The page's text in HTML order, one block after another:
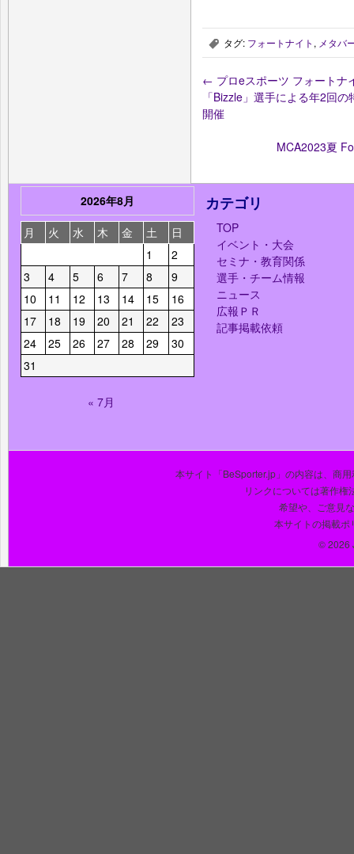
, タグ: フォートナイト , メタバ
← プロeスポーツ フォートナ
「Bizzle」選手による年2回
開催
MCA2023夏
2026年8月
月
火 水 木 金 土
日
1
2
3
4 5 6 7 8
9
10
11 12 13 14 15
16
17
18 19 20 21 22
23
24
25 26 27 28 29
30
31
« 7月
カテゴリ
TOP
イベント・大会
セミナ・教育関係
選手・チーム情報
ニュース
広報ＰＲ
記事掲載依頼
本サイト「BeSporter.jp」の内容は、商
リンクについては著作権
希望や、ご意見
本サイトの掲載ポ
© 2026